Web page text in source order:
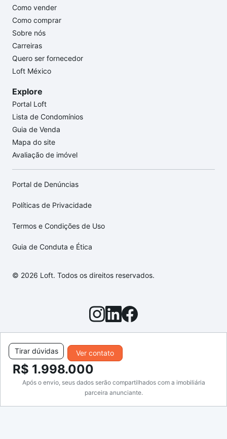
Ver contato
Tirar dúvidas
R$ 1.998.000
Após o envio, seus dados serão compartilhados com a imobiliária
parceira anunciante.
Como vender
Como comprar
Sobre nós
Carreiras
Quero ser fornecedor
Loft México
Explore
Portal Loft
Lista de Condomínios
Guia de Venda
Mapa do site
Avaliação de imóvel
Portal de Denúncias
Políticas de Privacidade
Termos e Condições de Uso
Guia de Conduta e Ética
© 2026 Loft. Todos os direitos reservados.